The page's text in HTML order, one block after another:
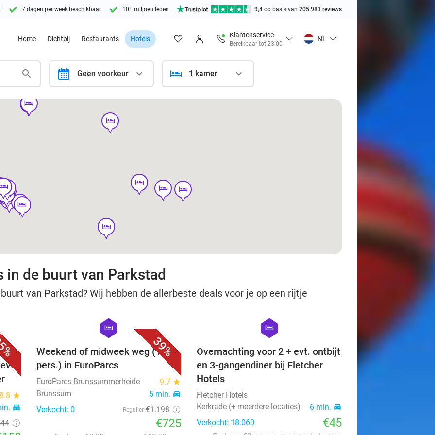
7 dagen per week beschikbaar 10+ miljoen leden 9,4 op basis van 205.983 reviews
Home Dichtbij Restaurants Hotels
Klantenservice
Bereikbaar tot 23:00
NL
calendar Geen voorkeur 1 kamer
hotel
hotel
hotel
hotelhotel
hotel
hotel
hotel
hotel
hotel
hotel
hotel
hotel
hotel
hotel
in de buurt van Parkstad
van Parkstad? Wij hebben de allerbeste deals voor je op een rijtje
+ 2-
8.8 star
directions_car
39%
hexagon
hotel
Weekend of midweek weg (12
pers.) in EuroParcs
EuroParcs Brunssummerheide 9.7 star
Brunssum 5 min. directions_car
Verkocht: 0 Regulier €1.198
€725
hexagon
hotel
Overnachting voor 2 + evt. ontbijt
en 3-gangendiner bij Fletcher
Hotels
Fletcher Hotels
Kerkrade (+ meerdere locaties)
6 min. directions_car
Verkocht: 18.060 €45